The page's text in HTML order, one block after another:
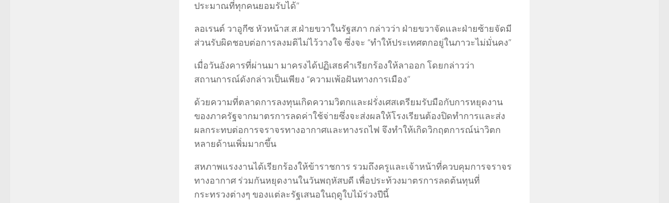
ประมาณที่ทุกคนยอมรับได้”
ลอเรนต์ วาอูกีซ หัวหน้าส.ส.ฝ่ายขวาในรัฐสภา กล่าวว่า ฝ่ายขวาจัดและฝ่ายซ้ายจัดมี
ส่วนรับผิดชอบต่อการลงมติไม่ไว้วางใจ ซึ่งจะ “ทำให้ประเทศตกอยู่ในภาวะไม่มั่นคง”
เมื่อวันอังคารที่ผ่านมา มาครงได้ปฏิเสธคำเรียกร้องให้ลาออก โดยกล่าวว่า
สถานการณ์ดังกล่าวเป็นเพียง “ความเพ้อฝันทางการเมือง”
ด้วยความที่ตลาดการลงทุนเกิดความวิตกและฝรั่งเศสเตรียมรับมือกับการหยุดงาน
ของภาครัฐจากมาตรการลดค่าใช้จ่ายซึ่งจะส่งผลให้โรงเรียนต้องปิดทำการและส่ง
ผลกระทบต่อการจราจรทางอากาศและทางรถไฟ จึงทำให้เกิดวิกฤตการณ์น่าวิตก
หลายด้านเพิ่มมากขึ้น
สหภาพแรงงานได้เรียกร้องให้ข้าราชการ รวมถึงครูและเจ้าหน้าที่ควบคุมการจราจร
ทางอากาศ ร่วมกันหยุดงานในวันพฤหัสบดี เพื่อประท้วงมาตรการลดต้นทุนที่
กระทรวงต่างๆ ของแต่ละรัฐเสนอในฤดูใบไม้ร่วงปีนี้